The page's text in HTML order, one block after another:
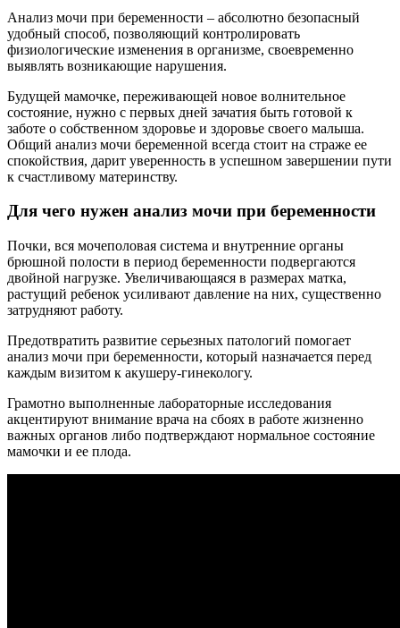
Анализ мочи при беременности – абсолютно безопасный
удобный способ, позволяющий контролировать
физиологические изменения в организме, своевременно
выявлять возникающие нарушения.
Будущей мамочке, переживающей новое волнительное
состояние, нужно с первых дней зачатия быть готовой к
заботе о собственном здоровье и здоровье своего малыша.
Общий анализ мочи беременной всегда стоит на страже ее
спокойствия, дарит уверенность в успешном завершении пути
к счастливому материнству.
Для чего нужен анализ мочи при беременности
Почки, вся мочеполовая система и внутренние органы
брюшной полости в период беременности подвергаются
двойной нагрузке. Увеличивающаяся в размерах матка,
растущий ребенок усиливают давление на них, существенно
затрудняют работу.
Предотвратить развитие серьезных патологий помогает
анализ мочи при беременности, который назначается перед
каждым визитом к акушеру-гинекологу.
Грамотно выполненные лабораторные исследования
акцентируют внимание врача на сбоях в работе жизненно
важных органов либо подтверждают нормальное состояние
мамочки и ее плода.